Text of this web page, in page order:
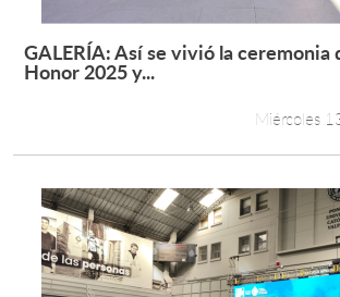
GALERÍA: Así se vivió la ceremonia
Honor 2025 y...
Miércoles